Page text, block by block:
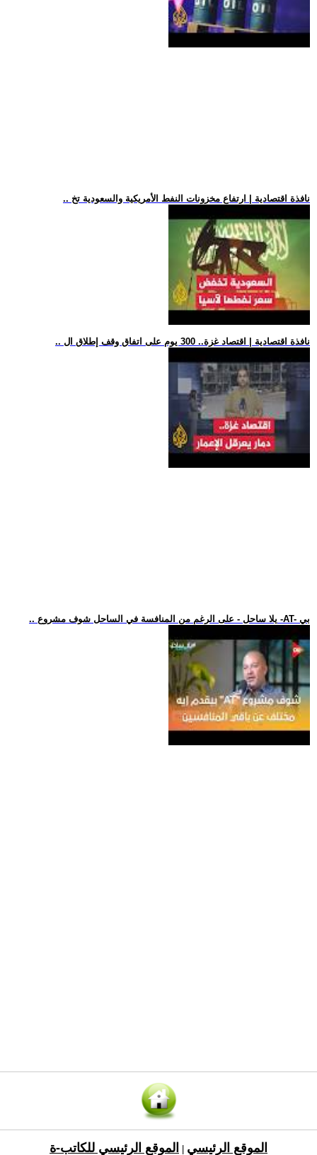
.. نافذة اقتصادية | ارتفاع مخزونات النفط الأمريكية والسعودية تخ
.. نافذة اقتصادية | اقتصاد غزة.. 300 يوم على اتفاق وقف إطلاق ال
.. يلا ساحل - على الرغم من المنافسة في الساحل شوف مشروع -AT- بي
الموقع الرئيسي الموقع الرئيسي للكاتب-ة